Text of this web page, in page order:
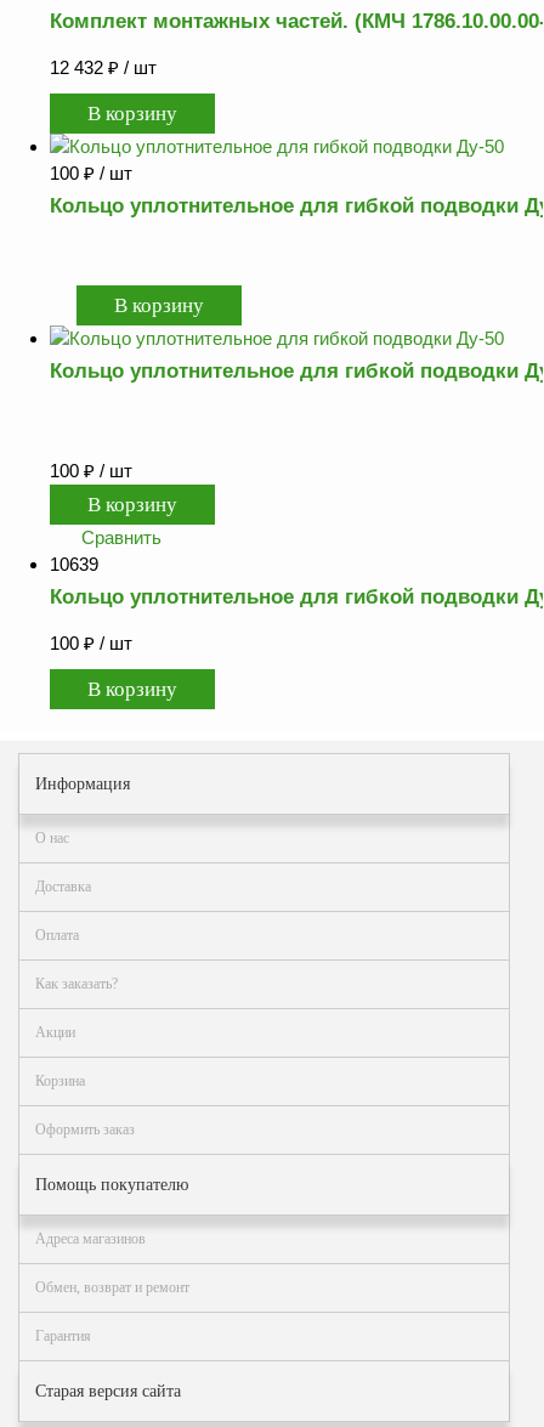
Комплект монтажных частей. (КМЧ
12 432 ₽ / шт
100 ₽ / шт
Кольцо уплотнительное для гибкой подводки
Кольцо уплотнительное для гибкой подводки
100 ₽ / шт
Сравнить
10639
Кольцо уплотнительное для гибкой подводки
100 ₽ / шт
Информация
О нас
Доставка
Оплата
Как заказать?
Акции
Корзина
Оформить заказ
Помощь покупателю
Адреса магазинов
Обмен, возврат и ремонт
Гарантия
Старая версия сайта